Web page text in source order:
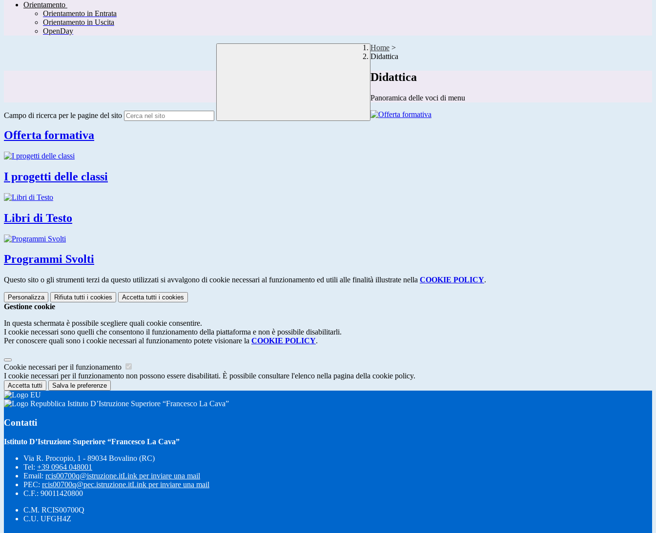
Orientamento
Orientamento in Entrata
Orientamento in Uscita
OpenDay
Campo di ricerca per le pagine del sito
Home >
Didattica
Didattica
Panoramica delle voci di menu
Offerta formativa
I progetti delle classi
Libri di Testo
Programmi Svolti
Questo sito o gli strumenti terzi da questo utilizzati si avvalgono di cookie necessari al funzionamento ed utili alle finalità illustrate nella COOKIE POLICY.
Personalizza Rifiuta tutti i cookies Accetta tutti i cookies
Gestione cookie
In questa schermata è possibile scegliere quali cookie consentire.
I cookie necessari sono quelli che consentono il funzionamento della piattaforma e non è possibile disabilitarli.
Per conoscere quali sono i cookie necessari al funzionamento potete visionare la COOKIE POLICY.
Cookie necessari per il funzionamento
I cookie necessari per il funzionamento non possono essere disabilitati. È possibile consultare l'elenco nella pagina della cookie policy.
Accetta tutti Salva le preferenze
Istituto D’Istruzione Superiore “Francesco La Cava”
Contatti
Istituto D’Istruzione Superiore “Francesco La Cava”
Via R. Procopio, 1 - 89034 Bovalino (RC)
Tel: +39 0964 048001
Email: rcis00700q@istruzione.itLink per inviare una mail
PEC: rcis00700q@pec.istruzione.itLink per inviare una mail
C.F.: 90011420800
C.M. RCIS00700Q
C.U. UFGH4Z